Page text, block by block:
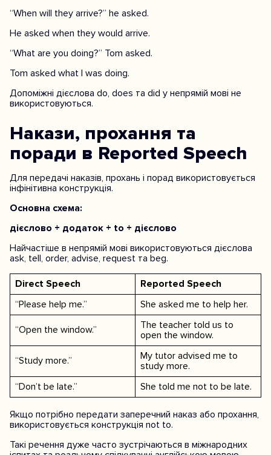
“When will they arrive?” he asked.
He asked when they would arrive.
“What are you doing?” Tom asked.
Tom asked what I was doing.
Допоміжні дієслова do, does та did у непрямій мові не
використовуються.
Накази, прохання та
поради в Reported Speech
Для передачі наказів, прохань і порад використовується
інфінітивна конструкція.
Основна схема:
дієслово + додаток + to + дієслово
Найчастіше в непрямій мові використовуються дієслова
ask, tell, order, advise, request та beg.
Direct Speech
Reported Speech
“Please help me.”
She asked me to help her.
“Open the window.”
The teacher told us to
open the window.
“Study more.”
My tutor advised me to
study more.
“Don’t be late.”
She told me not to be late.
Якщо потрібно передати заперечний наказ або прохання,
використовується конструкція not to.
Такі речення дуже часто зустрічаються в міжнародних